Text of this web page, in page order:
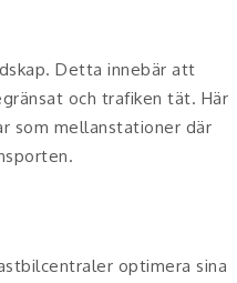
Detta innebär att
och trafiken tät. Här
som mellanstationer där
optimera sina